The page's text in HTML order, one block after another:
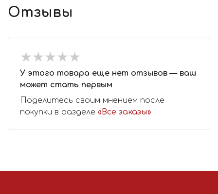
Отзывы
★★★★★
★★★★★
У этого товара еще нет отзывов — ваш
может стать первым
Поделитесь своим мнением после
покупки в разделе «Все заказы»